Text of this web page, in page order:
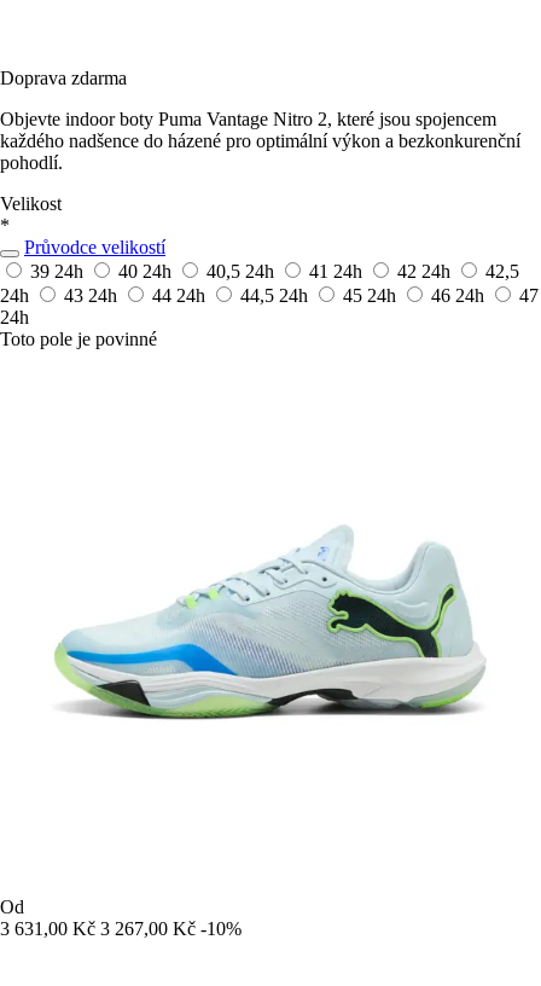
Doprava zdarma
Objevte indoor boty Puma Vantage Nitro 2, které jsou spojencem
každého nadšence do házené pro optimální výkon a bezkonkurenční
pohodlí.
Velikost
*
Průvodce velikostí
39 24h 40 24h 40,5 24h 41 24h 42 24h
42,5
24h
43 24h 44 24h 44,5 24h 45 24h 46 24h
47
24h
Toto pole je povinné
Od
3 631,00 Kč 3 267,00 Kč -10%